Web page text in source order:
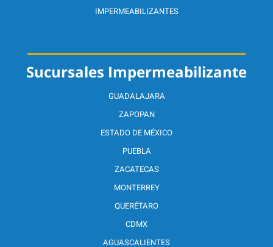
Sucursales Impermeabilizante
GUADALAJARA
ZAPOPAN
ESTADO DE MÉXICO
PUEBLA
ZACATECAS
MONTERREY
QUERÉTARO
CDMX
AGUASCALIENTES
IMPERMEABILIZANTES